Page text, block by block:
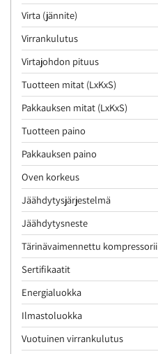
Virta (jännite)
Virrankulutus
Virtajohdon pituus
Tuotteen mitat (LxKxS)
Pakkauksen mitat (LxKxS)
Tuotteen paino
Pakkauksen paino
Oven korkeus
Jäähdytysjärjestelmä
Jäähdytysneste
Tärinävaimennettu kompressorii
Sertifikaatit
Energialuokka
Ilmastoluokka
Vuotuinen virrankulutus